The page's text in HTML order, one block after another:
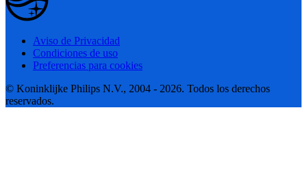
Aviso de Privacidad
Condiciones de uso
Preferencias para cookies
© Koninklijke Philips N.V., 2004 - 2026. Todos los derechos
reservados.